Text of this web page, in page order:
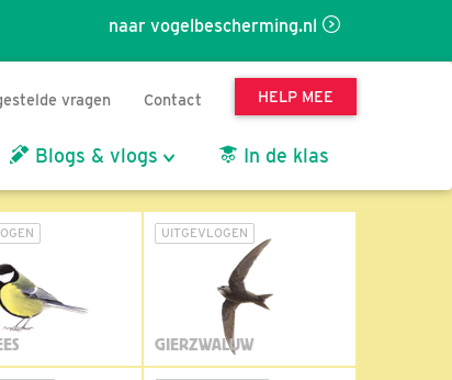
naar vogelbescherming.nl
vragen Contact HELP MEE
Blogs & vlogs In de klas
UITGEVLOGEN
GIERZWALUW